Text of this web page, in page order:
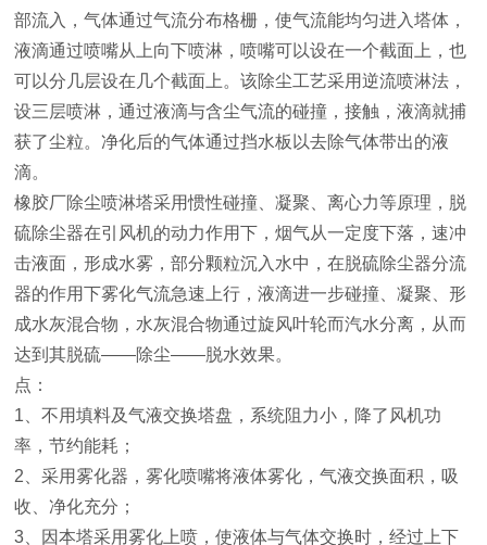
部流入，气体通过气流分布格栅，使气流能均匀进入塔体，
液滴通过喷嘴从上向下喷淋，喷嘴可以设在一个截面上，也
可以分几层设在几个截面上。该除尘工艺采用逆流喷淋法，
设三层喷淋，通过液滴与含尘气流的碰撞，接触，液滴就捕
获了尘粒。净化后的气体通过挡水板以去除气体带出的液
滴。
橡胶厂除尘喷淋塔采用惯性碰撞、凝聚、离心力等原理，脱
硫除尘器在引风机的动力作用下，烟气从一定度下落，速冲
击液面，形成水雾，部分颗粒沉入水中，在脱硫除尘器分流
器的作用下雾化气流急速上行，液滴进一步碰撞、凝聚、形
成水灰混合物，水灰混合物通过旋风叶轮而汽水分离，从而
达到其脱硫——除尘——脱水效果。
点：
1、不用填料及气液交换塔盘，系统阻力小，降了风机功
率，节约能耗；
2、采用雾化器，雾化喷嘴将液体雾化，气液交换面积，吸
收、净化充分；
3、因本塔采用雾化上喷，使液体与气体交换时，经过上下